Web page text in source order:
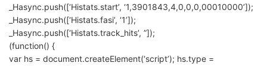
_Hasync.push([‘Histats.start’, ‘1,3901843,4,0,0,0,00010000’]);
_Hasync.push([‘Histats.fasi’, ‘1’]);
_Hasync.push([‘Histats.track_hits’, ”]);
(function() {
var hs = document.createElement(‘script’); hs.type =